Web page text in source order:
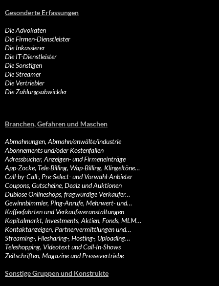
Gesonderte Erfassungen
Die Advokaten
Die Firmen-Dienstleister
Die Inkassierer
Die IT-Dienstleister
Die Sonstigen
Die Streamer
Die Vertriebler
Die Zahlungsabwickler
Branchen, Gefahren und Maschen
Abmahnungen, Abmahn/anwälte/industrie
Abonnements und/oder Kostenfallen
Adressbücher, Anzeigen- und Firmeneinträge
App-Zocke, Tele-Billing, Wap-Billing, Klingeltöne…
Call-by-Call-, Pre-Select- und Vorwahl-Anbieter
Coupons, Gutscheine, Dealz und Auktionen
Dubiose Onlineshops, fragwürdige Verkäufer…
Gewinnbimmler, Ping-Anrufe, Mehrwert- und…
Kaffeefahrten und Verkaufsveranstaltungen
Kapitalmarkt, Investments, Aktien, Fonds, MLM…
Kontaktanzeigen, Partnervermittlungen und…
Streaming-, Filesharing-, Hosting-, Uploading…
Teleshopping, Videotext und Call-In-Shows
Zeitschriften, Magazine und Pressevertriebe
Sonstige Gruppen und Konstrukte